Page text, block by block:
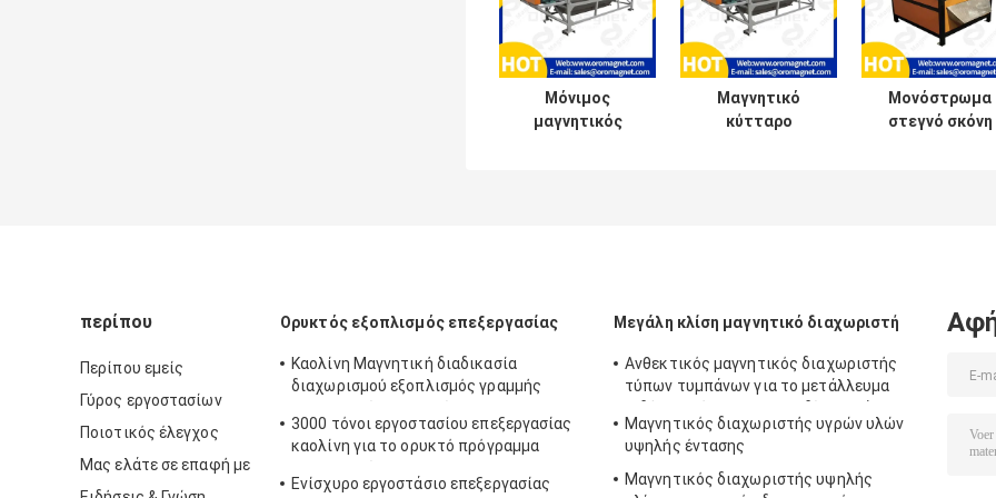
Μόνιμος
μαγνητικός
Μαγνητικό
κύτταρο
Μονόστρωμα
στεγνό σκόνη
περίπου
Περίπου εμείς
Γύρος εργοστασίων
Ποιοτικός έλεγχος
Μας ελάτε σε επαφή με
Ορυκτός εξοπλισμός επεξεργασίας
Καολίνη Μαγνητική διαδικασία
διαχωρισμού εξοπλισμός γραμμής
3000 τόνοι εργοστασίου επεξεργασίας
καολίνη για το ορυκτό πρόγραμμα
Ενίσχυρο εργοστάσιο επεξεργασίας
Μεγάλη κλίση μαγνητικό διαχωριστή
Ανθεκτικός μαγνητικός διαχωριστής
τύπων τυμπάνων για το μετάλλευμα
Μαγνητικός διαχωριστής υγρών υλών
υψηλής έντασης
Μαγνητικός διαχωριστής υψηλής